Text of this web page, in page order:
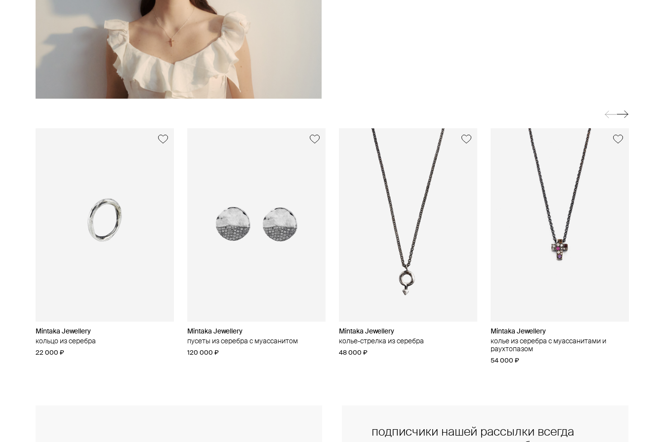
Mintaka Jewellery
кольцо из серебра
22 000 ₽
Mintaka Jewellery
пусеты из серебра с муассанитом
120 000 ₽
Mintaka Jewellery
колье-стрелка из серебра
48 000 ₽
Mintaka Jewellery
колье из серебра с муассанитами и
раухтопазом
54 000 ₽
Mintaka Jewellery
колье из серебра с муассанитом
28 000 ₽
Mintaka Jewellery
кольцо из серебра с муассанитом
48 000 ₽
Mintaka Jewellery
колье из серебра
28 000 ₽
подписчики нашей рассылки всегда